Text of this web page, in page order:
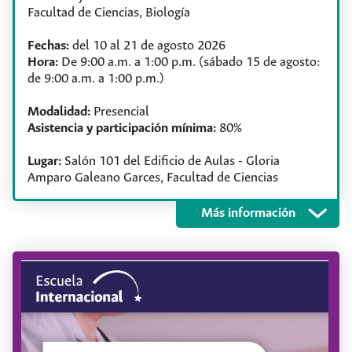
Puesta en práctica de valores democráticos
discriminado, el respeto y reconocimiento a la
diferencia, el multiculturalismo crítico y los
antirracismos.
Facultad de Ciencias, Biología
Fechas: del 10 al 21 de agosto 2026
Hora: De 9:00 a.m. a 1:00 p.m. (sábado 15 de agosto:
de 9:00 a.m. a 1:00 p.m.)
Modalidad: Presencial
Asistencia y participación mínima: 80%
Lugar: Salón 101 del Edificio de Aulas - Gloria
Amparo Galeano Garces, Facultad de Ciencias
Requisitos
Objetivo general
Analizar y debatir las implicaciones sociales y éticas
de temas actuales en genómica. Explorar las
Más información